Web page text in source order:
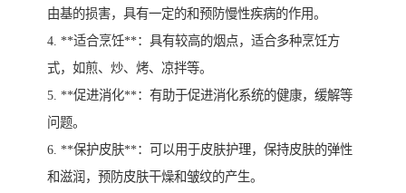
由基的损害，具有一定的和预防慢性疾病的作用。
4. **适合烹饪**：具有较高的烟点，适合多种烹饪方
式，如煎、炒、烤、凉拌等。
5. **促进消化**：有助于促进消化系统的健康，缓解等
问题。
6. **保护皮肤**：可以用于皮肤护理，保持皮肤的弹性
和滋润，预防皮肤干燥和皱纹的产生。